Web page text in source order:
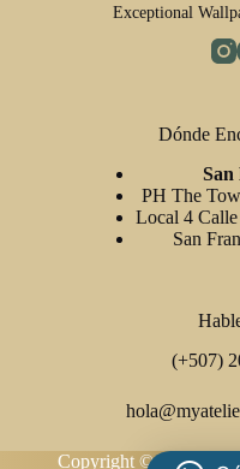
Exceptional
Dónde
San
PH The
Local 4
San
(+507)
Copyright © 2026